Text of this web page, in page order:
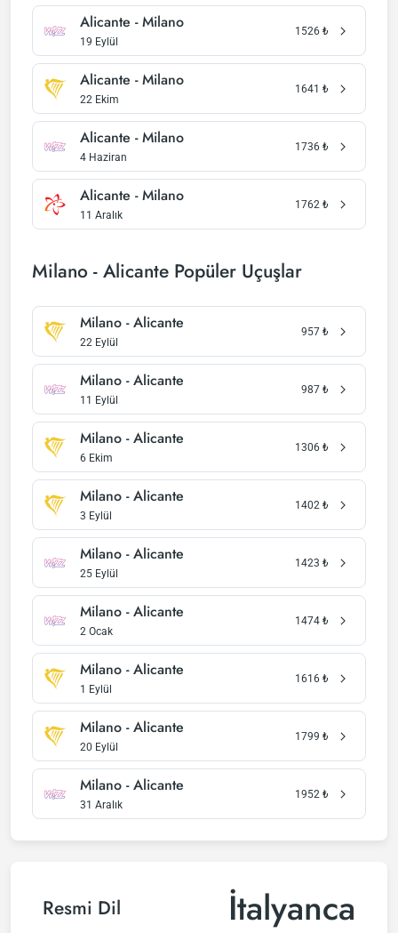
Alicante - Milano
19 Eylül
1526 ₺
Alicante - Milano
22 Ekim
1641 ₺
Alicante - Milano
4 Haziran
1736 ₺
Alicante - Milano
11 Aralık
1762 ₺
Milano - Alicante Popüler Uçuşlar
Milano - Alicante
22 Eylül
957 ₺
Milano - Alicante
11 Eylül
987 ₺
Milano - Alicante
6 Ekim
1306 ₺
Milano - Alicante
3 Eylül
1402 ₺
Milano - Alicante
25 Eylül
1423 ₺
Milano - Alicante
2 Ocak
1474 ₺
Milano - Alicante
1 Eylül
1616 ₺
Milano - Alicante
20 Eylül
1799 ₺
Milano - Alicante
31 Aralık
1952 ₺
Resmi Dil İtalyanca